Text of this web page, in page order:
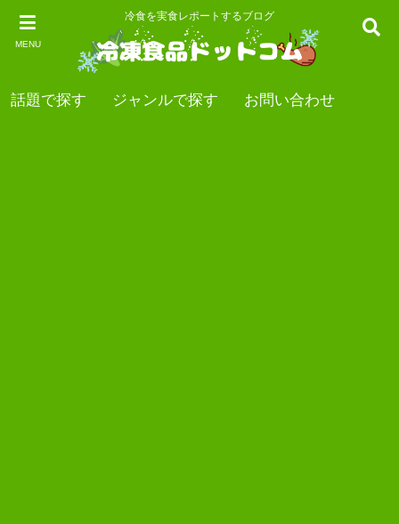
MENU
冷食を実食レポートするブログ
話題で探す ジャンルで探す お問い合わせ